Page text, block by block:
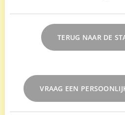
TERUG NAAR DE
VRAAG EEN